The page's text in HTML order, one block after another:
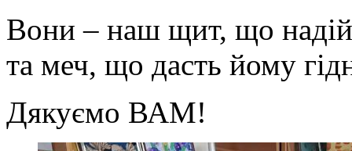
Вони – наш щит, що
та меч, що дасть йому
Дякуємо ВАМ!